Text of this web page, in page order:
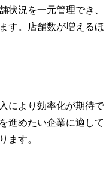
状況を一元管理でき、
す。店舗数が増えるほ
により効率化が期待で
進めたい企業に適して
ます。